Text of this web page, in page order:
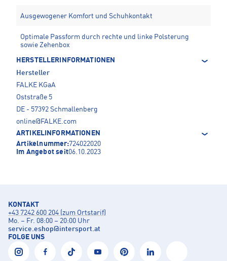
Ausgewogener Komfort und Schuhkontakt
Optimale Passform durch rechte und linke Polsterung
sowie Zehenbox
HERSTELLERINFORMATIONEN
Hersteller
FALKE KGaA
Oststraße 5
DE - 57392 Schmallenberg
online@FALKE.com
ARTIKELINFORMATIONEN
Artikelnummer:724022020
Im Angebot seit06.10.2023
KONTAKT
+43 7242 600 204 (zum Ortstarif)
Mo. – Fr. 08:00 – 20:00 Uhr
service.eshop@intersport.at
FOLGE UNS